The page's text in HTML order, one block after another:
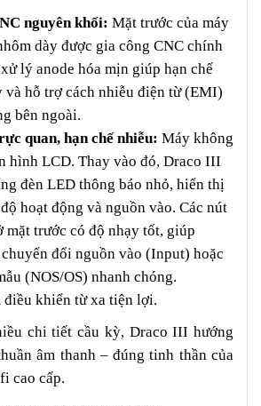
nguyên khối: Mặt trước của máy
dày được gia công CNC chính
lý anode hóa mịn giúp hạn chế
và hỗ trợ cách nhiễu điện từ (EMI)
bên ngoài.
quan, hạn chế nhiễu: Máy không
hình LCD. Thay vào đó, Draco III
đèn LED thông báo nhỏ, hiển thị
hoạt động và nguồn vào. Các nút
mặt trước có độ nhạy tốt, giúp
đổi nguồn vào (Input) hoặc
(NOS/OS) nhanh chóng.
điều khiển từ xa tiện lợi.
chi tiết cầu kỳ, Draco III hướng
âm thanh – đúng tinh thần của
cao cấp.